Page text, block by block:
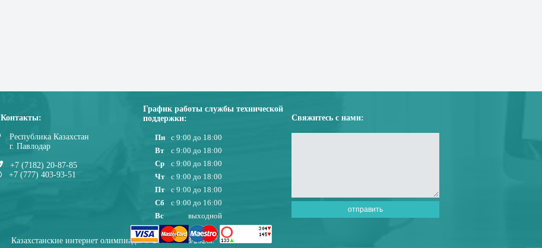
Контакты:
Республика Казахстан
г. Павлодар
+7 (7182) 20-87-85
+7 (777) 403-93-51
График работы службы технической
поддержки:
Пн
с 9:00 до 18:00
Вт
с 9:00 до 18:00
Ср
с 9:00 до 18:00
Чт
с 9:00 до 18:00
Пт
с 9:00 до 18:00
Сб
с 9:00 до 16:00
Вс
выходной
Свяжитесь с нами:
Казахстанские интернет олимпиады © 2010-08/08/2026г.